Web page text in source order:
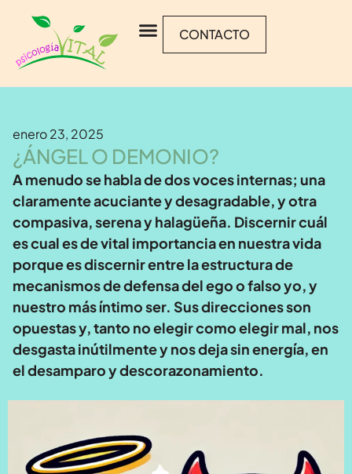
CONTACTO
enero 23, 2025
¿ÁNGEL O DEMONIO?
A menudo se habla de dos voces internas; una
claramente acuciante y desagradable, y otra
compasiva, serena y halagüeña. Discernir cuál
es cual es de vital importancia en nuestra vida
porque es discernir entre la estructura de
mecanismos de defensa del ego o falso yo, y
nuestro más íntimo ser. Sus direcciones son
opuestas y, tanto no elegir como elegir mal, nos
desgasta inútilmente y nos deja sin energía, en
el desamparo y descorazonamiento.